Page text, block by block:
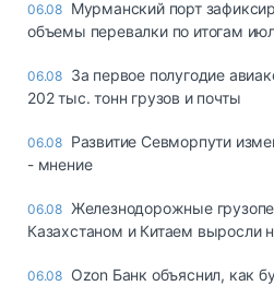
06.08 Мурманский порт
объемы перевалки по итогам
06.08 За первое полугодие
202 тыс. тонн грузов и почты
06.08 Развитие Севморпути
- мнение
06.08 Железнодорожные
Казахстаном и Китаем выросли
06.08 Ozon Банк объяснил, как